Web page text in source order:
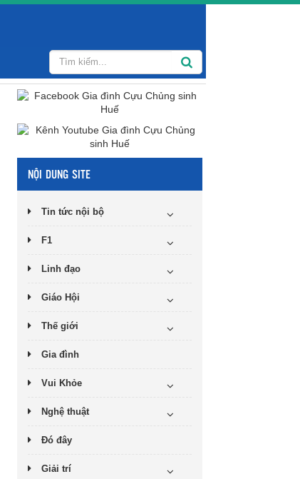
NỘI DUNG SITE
Tin tức nội bộ
F1
Linh đạo
Giáo Hội
Thế giới
Gia đình
Vui Khỏe
Nghệ thuật
Đó đây
Giải trí